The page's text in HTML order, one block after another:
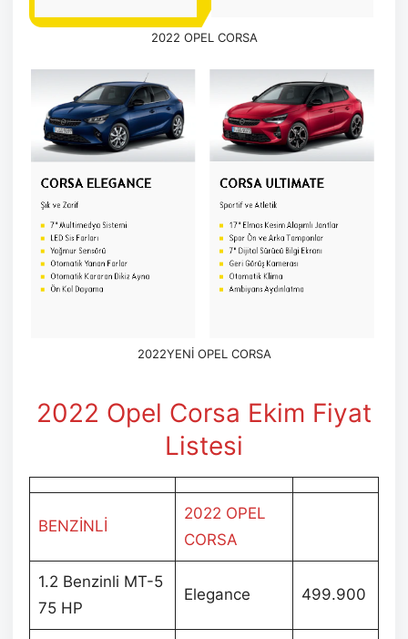
2022 OPEL CORSA
2022YENİ OPEL CORSA
2022 Opel Corsa Ekim Fiyat
Listesi
BENZİNLİ
2022 OPEL
CORSA
1.2 Benzinli MT-5
75 HP
Elegance 499.900